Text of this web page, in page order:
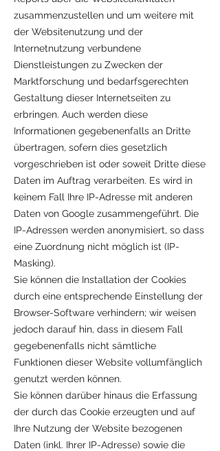
zusammenzustellen und um weitere mit
der Websitenutzung und der
Internetnutzung verbundene
Dienstleistungen zu Zwecken der
Marktforschung und bedarfsgerechten
Gestaltung dieser Internetseiten zu
erbringen. Auch werden diese
Informationen gegebenenfalls an Dritte
übertragen, sofern dies gesetzlich
vorgeschrieben ist oder soweit Dritte diese
Daten im Auftrag verarbeiten. Es wird in
keinem Fall Ihre IP-Adresse mit anderen
Daten von Google zusammengeführt. Die
IP-Adressen werden anonymisiert, so dass
eine Zuordnung nicht möglich ist (IP-
Masking).
Sie können die Installation der Cookies
durch eine entsprechende Einstellung der
Browser-Software verhindern; wir weisen
jedoch darauf hin, dass in diesem Fall
gegebenenfalls nicht sämtliche
Funktionen dieser Website vollumfänglich
genutzt werden können.
Sie können darüber hinaus die Erfassung
der durch das Cookie erzeugten und auf
Ihre Nutzung der Website bezogenen
Daten (inkl. Ihrer IP-Adresse) sowie die